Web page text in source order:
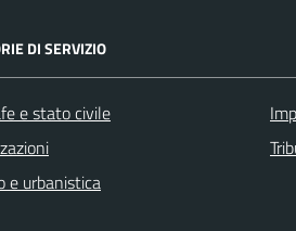
DI SERVIZIO
e stato civile
e urbanistica